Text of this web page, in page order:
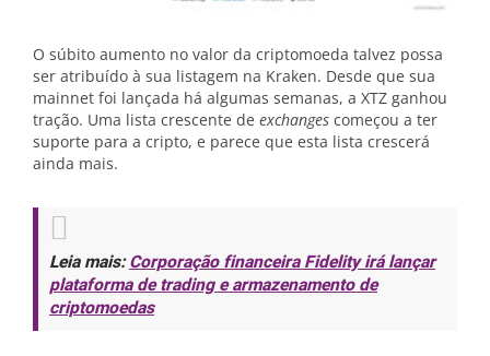
O súbito aumento no valor da criptomoeda talvez possa
ser atribuído à sua listagem na Kraken. Desde que sua
mainnet foi lançada há algumas semanas, a XTZ ganhou
tração. Uma lista crescente de exchanges começou a ter
suporte para a cripto, e parece que esta lista crescerá
ainda mais.
Leia mais:Corporação financeira Fidelity irá lançar
plataforma de trading e armazenamento de
criptomoedas